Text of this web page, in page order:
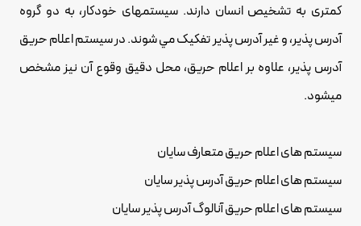
کمتری به تشخيص انسان دارند. سيستمهای خودکار، به دو گروه
آدرس پذير، و غير آدرس پذير تفکيک مي شوند. در سيستم اعلام حریق
آدرس پذير، علاوه بر اعلام حريق، محل دقيق وقوع آن نيز مشخص
ميشود.
سیستم های اعلام حریق متعارف سایان
سیستم های اعلام حریق آدرس پذیر سایان
سیستم های اعلام حریق آنالوگ آدرس پذیر سایان